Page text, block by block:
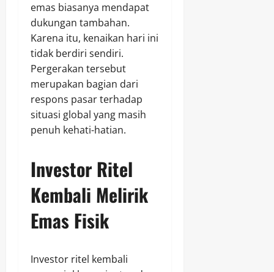
emas biasanya mendapat
dukungan tambahan.
Karena itu, kenaikan hari ini
tidak berdiri sendiri.
Pergerakan tersebut
merupakan bagian dari
respons pasar terhadap
situasi global yang masih
penuh kehati-hatian.
Investor Ritel
Kembali Melirik
Emas Fisik
Investor ritel kembali